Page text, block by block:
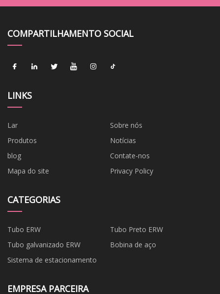
COMPARTILHAMENTO SOCIAL
LINKS
Lar
Sobre nós
Produtos
Notícias
blog
Contate-nos
Mapa do site
Privacy Policy
CATEGORIAS
Tubo ERW
Tubo Preto ERW
Tubo galvanizado ERW
Bobina de aço
Sistema de estacionamento
EMPRESA PARCEIRA